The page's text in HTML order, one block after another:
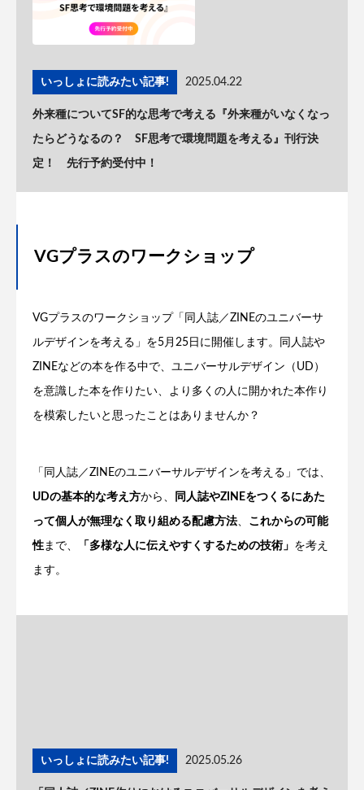
いっしょに読みたい記事! 2025.04.22
外来種についてSF的な思考で考える『外来種がいなくなっ
たらどうなるの？ SF思考で環境問題を考える』刊行決
定！ 先行予約受付中！
VGプラスのワークショップ
VGプラスのワークショップ「同人誌／ZINEのユニバーサ
ルデザインを考える」を5月25日に開催します。同人誌や
ZINEなどの本を作る中で、ユニバーサルデザイン（UD）
を意識した本を作りたい、より多くの人に開かれた本作り
を模索したいと思ったことはありませんか？
「同人誌／ZINEのユニバーサルデザインを考える」では、
UDの基本的な考え方から、 同人誌やZINEをつくるにあた
って個人が無理なく取り組める配慮方法、 これからの可能
性まで、 「多様な人に伝えやすくするための技術」 を考え
ます。
いっしょに読みたい記事! 2025.05.26